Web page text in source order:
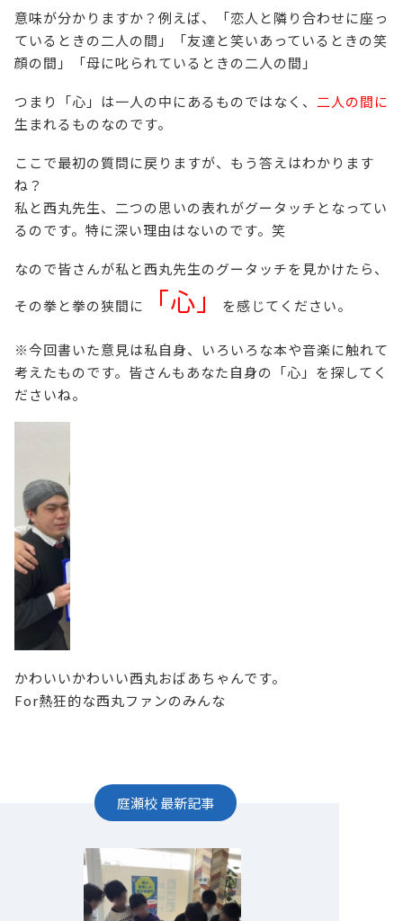
意味が分かりますか？例えば、「恋人と隣り合わせに座っ
ているときの二人の間」「友達と笑いあっているときの笑
顔の間」「母に叱られているときの二人の間」
つまり「心」は一人の中にあるものではなく、 二人の間に
生まれるものなのです。
ここで最初の質問に戻りますが、もう答えはわかります
ね？
私と西丸先生、二つの思いの表れがグータッチとなってい
るのです。特に深い理由はないのです。笑
なので皆さんが私と西丸先生のグータッチを見かけたら、
その拳と拳の狭間に
「心」 を感じてください。
※今回書いた意見は私自身、いろいろな本や音楽に触れて
考えたものです。皆さんもあなた自身の「心」を探してく
ださいね。
かわいいかわいい西丸おばあちゃんです。
For熱狂的な西丸ファンのみんな
庭瀬校最新記事